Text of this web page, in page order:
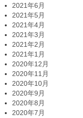
2021年6月
2021年5月
2021年4月
2021年3月
2021年2月
2021年1月
2020年12月
2020年11月
2020年10月
2020年9月
2020年8月
2020年7月